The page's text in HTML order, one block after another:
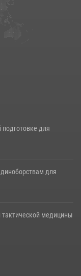
Героя России
полномочного
в Северо-
для
для
медицины